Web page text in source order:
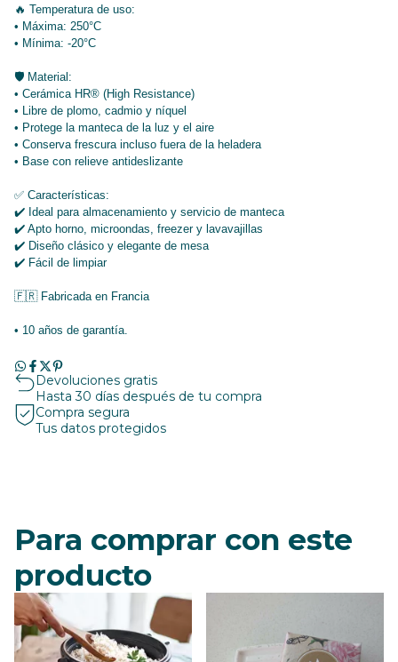
🔥 Temperatura de uso:
• Máxima: 250°C
• Mínima: -20°C
🛡️ Material:
• Cerámica HR® (High Resistance)
• Libre de plomo, cadmio y níquel
• Protege la manteca de la luz y el aire
• Conserva frescura incluso fuera de la heladera
• Base con relieve antideslizante
✅ Características:
✔️ Ideal para almacenamiento y servicio de manteca
✔️ Apto horno, microondas, freezer y lavavajillas
✔️ Diseño clásico y elegante de mesa
✔️ Fácil de limpiar
🇫🇷 Fabricada en Francia
• 10 años de garantía.
Devoluciones gratis
Hasta 30 días después de tu compra
Compra segura
Tus datos protegidos
Para comprar con este
producto